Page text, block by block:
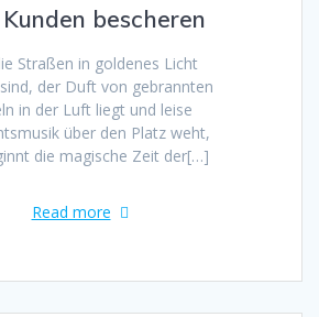
bescheren
Straßen in goldenes Licht
der Duft von gebrannten
in der Luft liegt und leise
über den Platz weht,
die magische Zeit der[…]
Read more